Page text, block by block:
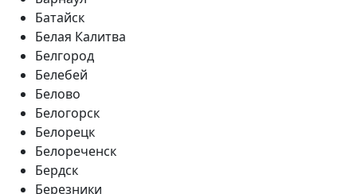
Батайск
Белая Калитва
Белгород
Белебей
Белово
Белогорск
Белорецк
Белореченск
Бердск
Березники